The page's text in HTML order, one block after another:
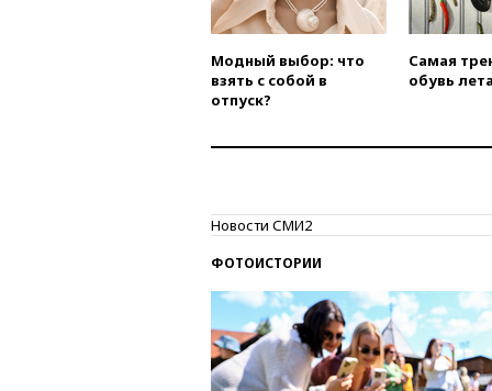
Модный выбор: что
взять с собой в
отпуск?
Самая
обувь
Новости СМИ2
ФОТОИСТОРИИ